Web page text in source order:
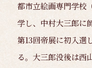
都市立絵画専門学校
学し、中村大三郎に
第13回帝展に初入選
る。大三郎没後は西